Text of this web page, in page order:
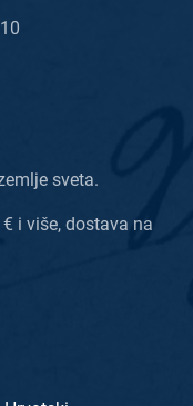
sveta.
i više, dostava na